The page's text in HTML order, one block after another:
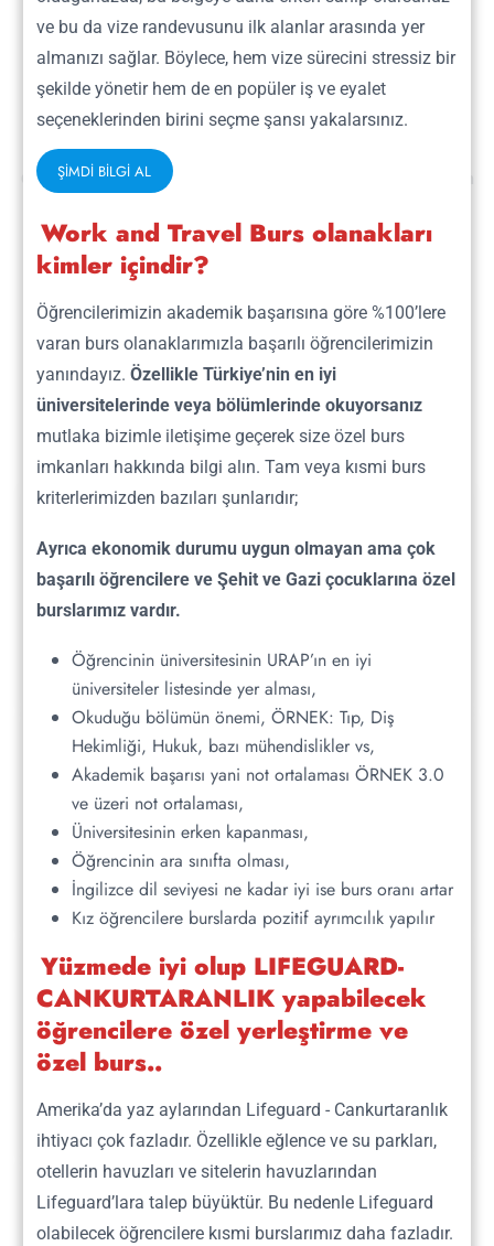
Adım Adım
Work & Travel
Oxford House Work and Travel programı ile Amerika maceranızın
bekliyor? Yanda Work and Travel programına başvurduğunuz
günden itibaren adım adım yapacaklarınızı bulabilirsiniz.
biçimde yaparsanız programınız bir o kadar rahat ve sorunsuz
geçer.
Bol şanslar!
1. Adım
2. Adım
Amerika Vize Başvuru Süreci
3. Adım
ve bu da vize randevusunu ilk alanlar arasında yer
almanızı sağlar. Böylece, hem vize sürecini stressiz bir
şekilde yönetir hem de en popüler iş ve eyalet
seçeneklerinden birini seçme şansı yakalarsınız.
ŞİMDİ BİLGİ AL
Work and Travel Burs olanakları
kimler içindir?
Öğrencilerimizin akademik başarısına göre %100’lere
varan burs olanaklarımızla başarılı öğrencilerimizin
yanındayız. Özellikle Türkiye’nin en iyi
üniversitelerinde veya bölümlerinde okuyorsanız
mutlaka bizimle iletişime geçerek size özel burs
imkanları hakkında bilgi alın. Tam veya kısmi burs
kriterlerimizden bazıları şunlarıdır;
Ayrıca ekonomik durumu uygun olmayan ama çok
başarılı öğrencilere ve Şehit ve Gazi çocuklarına özel
burslarımız vardır.
Öğrencinin üniversitesinin URAP’ın en iyi
üniversiteler listesinde yer alması,
Okuduğu bölümün önemi, ÖRNEK: Tıp, Diş
Hekimliği, Hukuk, bazı mühendislikler vs,
Akademik başarısı yani not ortalaması ÖRNEK 3.0
ve üzeri not ortalaması,
Üniversitesinin erken kapanması,
Öğrencinin ara sınıfta olması,
İngilizce dil seviyesi ne kadar iyi ise burs oranı artar
Kız öğrencilere burslarda pozitif ayrımcılık yapılır
Yüzmede iyi olup LIFEGUARD-
CANKURTARANLIK yapabilecek
öğrencilere özel yerleştirme ve
özel burs..
Amerika’da yaz aylarından Lifeguard - Cankurtaranlık
ihtiyacı çok fazladır. Özellikle eğlence ve su parkları,
otellerin havuzları ve sitelerin havuzlarından
Lifeguard’lara talep büyüktür. Bu nedenle Lifeguard
olabilecek öğrencilere kısmi burslarımız daha fazladır.